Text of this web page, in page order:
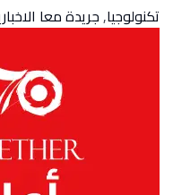
تكنولوجيا,جريدة معا